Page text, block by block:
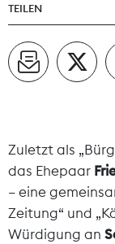
TEILEN
Zuletzt als
das Ehepaar
– eine
Zeitung“ und
Würdigung an